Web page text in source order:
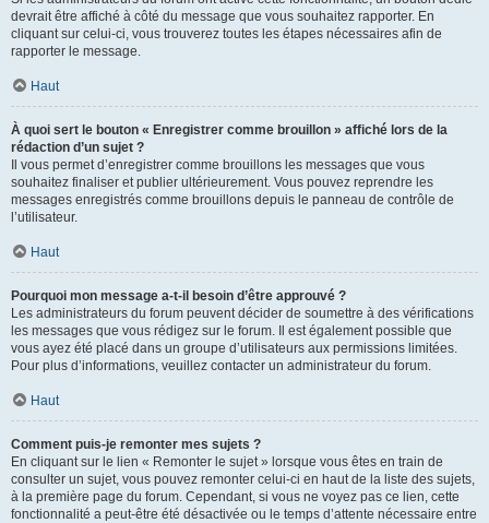
devrait être affiché à côté du message que vous souhaitez rapporter. En
cliquant sur celui-ci, vous trouverez toutes les étapes nécessaires afin de
rapporter le message.
Haut
À quoi sert le bouton « Enregistrer comme brouillon » affiché lors de la
rédaction d’un sujet ?
Il vous permet d’enregistrer comme brouillons les messages que vous
souhaitez finaliser et publier ultérieurement. Vous pouvez reprendre les
messages enregistrés comme brouillons depuis le panneau de contrôle de
l’utilisateur.
Haut
Pourquoi mon message a-t-il besoin d’être approuvé ?
Les administrateurs du forum peuvent décider de soumettre à des vérifications
les messages que vous rédigez sur le forum. Il est également possible que
vous ayez été placé dans un groupe d’utilisateurs aux permissions limitées.
Pour plus d’informations, veuillez contacter un administrateur du forum.
Haut
Comment puis-je remonter mes sujets ?
En cliquant sur le lien « Remonter le sujet » lorsque vous êtes en train de
consulter un sujet, vous pouvez remonter celui-ci en haut de la liste des sujets,
à la première page du forum. Cependant, si vous ne voyez pas ce lien, cette
fonctionnalité a peut-être été désactivée ou le temps d’attente nécessaire entre